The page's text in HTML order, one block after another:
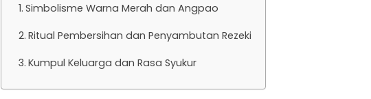
Simbolisme Warna Merah dan Angpao
Ritual Pembersihan dan Penyambutan Rezeki
Kumpul Keluarga dan Rasa Syukur